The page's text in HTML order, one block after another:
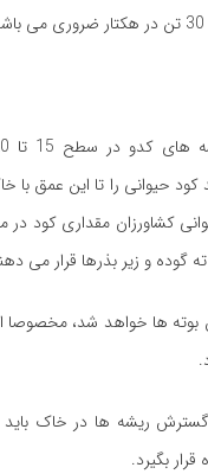
کود حیوانی را تا این عمق
کشاورزان مقداری کود
گوده و زیر بذرها قرار می
ها خواهد شد، مخصوصا
گسترش ریشه ها در خاک باید
قرار بگیرد.